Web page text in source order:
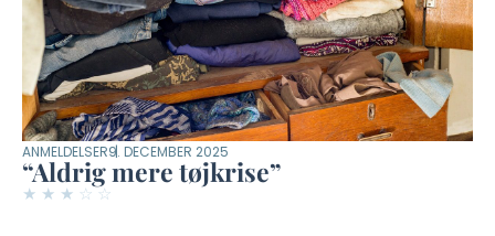
ANMELDELSER9. DECEMBER 2025
“Aldrig mere tøjkrise”
★ ★ ★ ☆☆